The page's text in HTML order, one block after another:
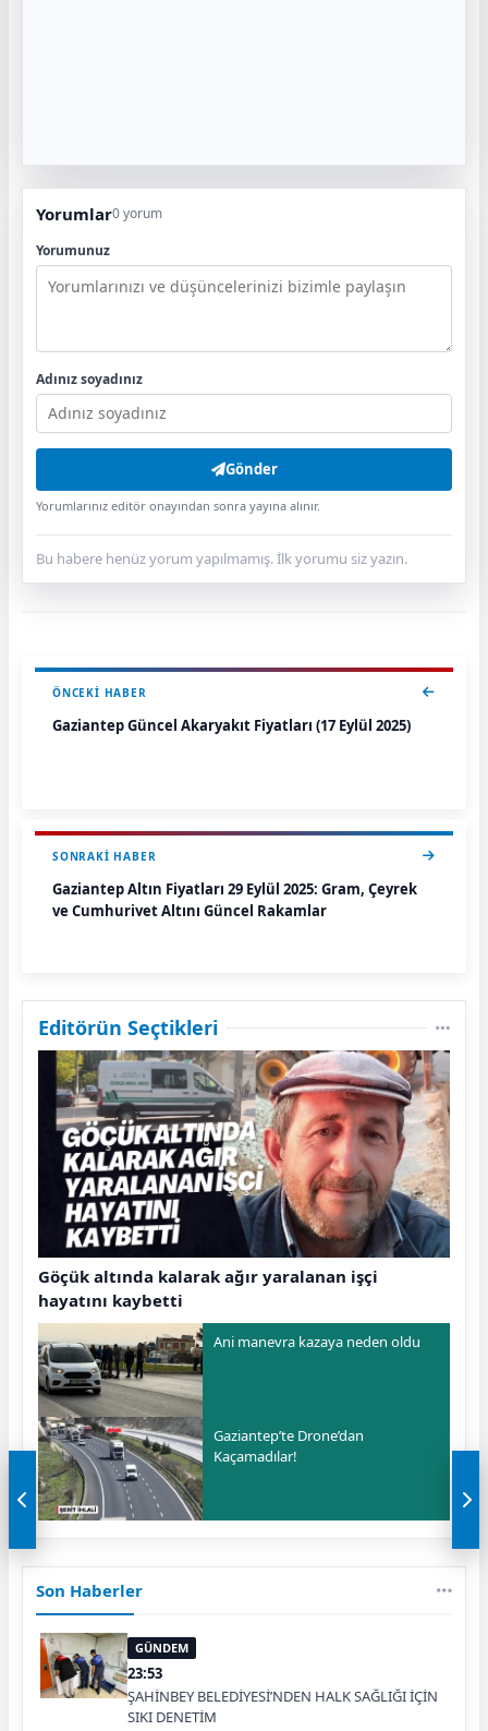
Yorumlar0 yorum
Yorumunuz
Adınız soyadınız
Gönder
Yorumlarınız editör onayından sonra yayına alınır.
Bu habere henüz yorum yapılmamış. İlk yorumu siz yazın.
ÖNCEKI HABER
Gaziantep Güncel Akaryakıt Fiyatları (17 Eylül 2025)
SONRAKI HABER
Gaziantep Altın Fiyatları 29 Eylül 2025: Gram, Çeyrek
ve Cumhuriyet Altını Güncel Rakamlar
Editörün Seçtikleri
Göçük altında kalarak ağır yaralanan işçi
hayatını kaybetti
Ani manevra kazaya neden oldu
Gaziantep’te Drone’dan
Kaçamadılar!
Son Haberler
GÜNDEM
23:53
ŞAHİNBEY BELEDİYESİ’NDEN HALK SAĞLIĞI İÇİN
SIKI DENETİM